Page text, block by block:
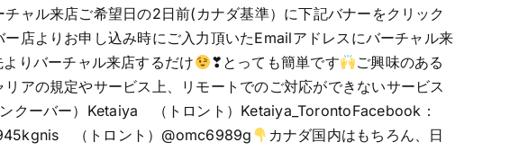
チャル来店ご希望日の2日前(カナダ基準）に下記バナーをクリック
店よりお申し込み時にご入力頂いたEmailアドレスにバーチャル来
りバーチャル来店するだけ ❣とっても簡単です
ご興味のある
アの規定やサービス上、リモートでのご対応ができないサービス
クーバー）Ketaiya （トロント）Ketaiya_TorontoFacebook：
（トロント）@omc6989g
カナダ国内はもちろん、日